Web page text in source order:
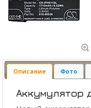
Описание Фото
Аккумулятор